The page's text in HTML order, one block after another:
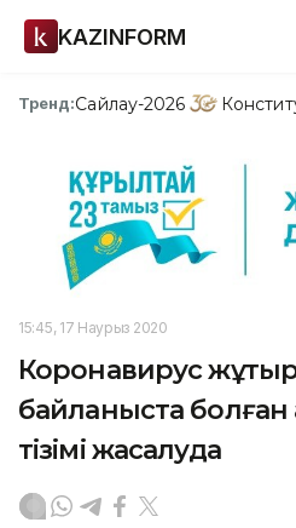
KAZINFORM
Тренд:Сайлау-2026
15:45, 17 Наурыз 2020
Коронавирус
байланыста
тізімі жасалуда